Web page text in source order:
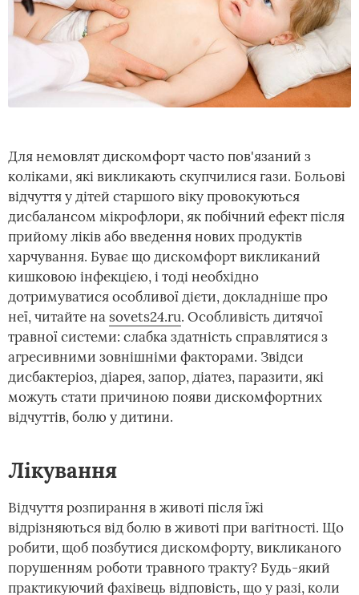
Для немовлят дискомфорт часто пов'язаний з
коліками, які викликають скупчилися гази. Больові
відчуття у дітей старшого віку провокуються
дисбалансом мікрофлори, як побічний ефект після
прийому ліків або введення нових продуктів
харчування. Буває що дискомфорт викликаний
кишковою інфекцією, і тоді необхідно
дотримуватися особливої дієти, докладніше про
неї, читайте на sovets24.ru. Особливість дитячої
травної системи: слабка здатність справлятися з
агресивними зовнішніми факторами. Звідси
дисбактеріоз, діарея, запор, діатез, паразити, які
можуть стати причиною появи дискомфортних
відчуттів, болю у дитини.
Лікування
Відчуття розпирання в животі після їжі
відрізняються від болю в животі при вагітності. Що
робити, щоб позбутися дискомфорту, викликаного
порушенням роботи травного тракту? Будь-який
практикуючий фахівець відповість, що у разі, коли